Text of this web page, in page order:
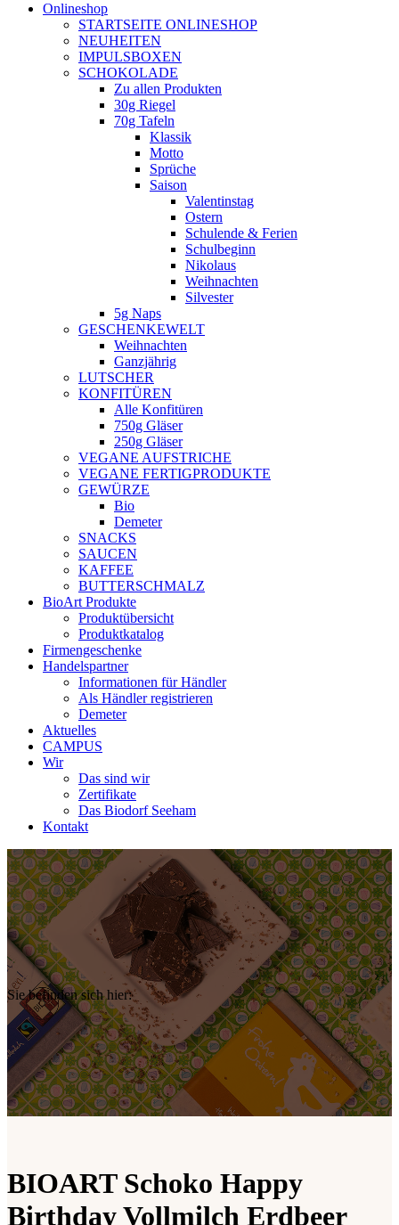
opensOnlineshop
STARTSEITE ONLINESHOP
NEUHEITEN
IMPULSBOXEN
SCHOKOLADE
Zu allen Produkten
30g Riegel
70g Tafeln
Klassik
Motto
Sprüche
Saison
Valentinstag
Ostern
Schulende & Ferien
Schulbeginn
Nikolaus
Weihnachten
Silvester
5g Naps
GESCHENKEWELT
Weihnachten
Ganzjährig
LUTSCHER
KONFITÜREN
Alle Konfitüren
750g Gläser
250g Gläser
VEGANE AUFSTRICHE
VEGANE FERTIGPRODUKTE
GEWÜRZE
Bio
Demeter
SNACKS
SAUCEN
KAFFEE
BUTTERSCHMALZ
BioArt Produkte
Produktübersicht
Produktkatalog
Firmengeschenke
Handelspartner
Informationen für Händler
Als Händler registrieren
Demeter
Aktuelles
CAMPUS
Wir
Das sind wir
Zertifikate
Das Biodorf Seeham
Kontakt
Sie befinden sich hier:
BIOART Schoko Happy
Birthday Vollmilch Erdbeer